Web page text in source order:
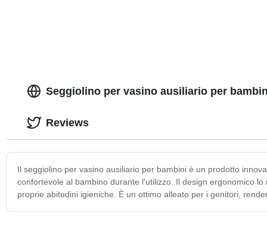
Seggiolino per vasino ausiliario per
Il seggiolino per vasino ausiliario per bambini è un prodotto
confortevole al bambino durante l'utilizzo. Il design ergonomico
proprie abitudini igieniche. È un ottimo alleato per i genitori,
Reviews